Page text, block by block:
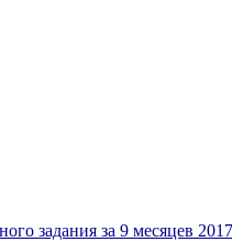
задания за 9 месяцев